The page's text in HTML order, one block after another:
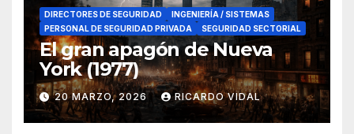
DIRECTORES DE SEGURIDAD
INGENIERÍA / SISTEMAS
PERSONAL DE SEGURIDAD PRIVADA
SEGURIDAD SECTORIAL
El gran apagón de Nueva
York (1977)
20 MARZO, 2026 RICARDO VIDAL